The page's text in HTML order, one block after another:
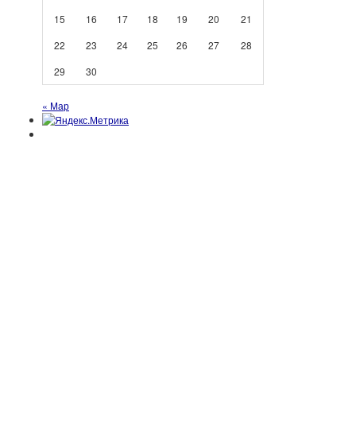
15
16 17 18 19 20
21
22
23 24 25 26 27
28
29
30
« Мар